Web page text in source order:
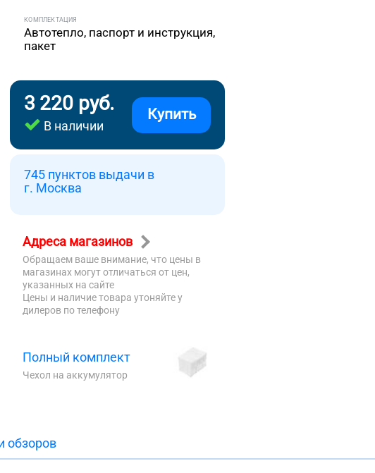
КОМПЛЕКТАЦИЯ
Автотепло, паспорт и инструкция,
пакет
3 220 руб.
В наличии
Купить
745 пунктов выдачи в
г. Москва
Адреса магазинов
Обращаем ваше внимание, что цены в
магазинах могут отличаться от цен,
указанных на сайте
Цены и наличие товара утоняйте у
дилеров по телефону
Полный комплект
Чехол на аккумулятор
обзоров